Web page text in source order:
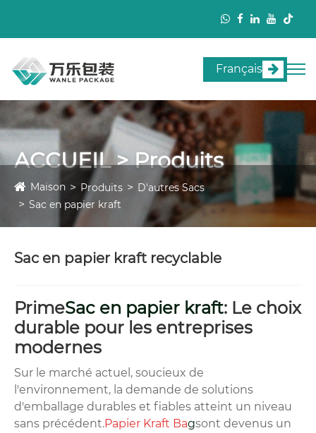
Français
ACCUEIL > Produits
Maison Produits
D'autres Sacs
Sac en papier kraft
Sac en papier kraft recyclable
PrimeSac en papier kraft: Le choix
durable pour les entreprises
modernes
Sur le marché actuel, soucieux de
l'environnement, la demande de solutions
d'emballage durables et fiables atteint un niveau
sans précédent.Papier Kraft Bagsont devenus un